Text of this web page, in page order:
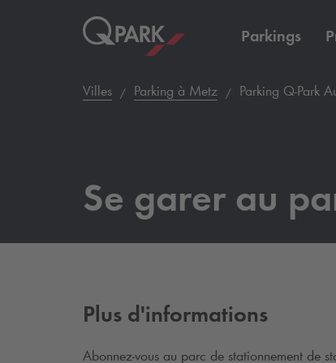
Parkings
Villes Parking à Metz Parking Q-Park
Se garer au
Plus d'informations
Abonnez-vous au parc de stationnement de